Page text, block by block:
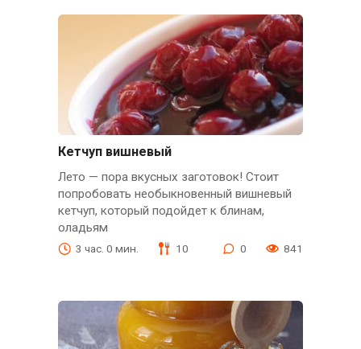
Кетчуп вишневый
Лето — пора вкусных заготовок! Стоит
попробовать необыкновенный вишневый
кетчуп, который подойдет к блинам,
оладьям
3 час. 0 мин. 10 0 841